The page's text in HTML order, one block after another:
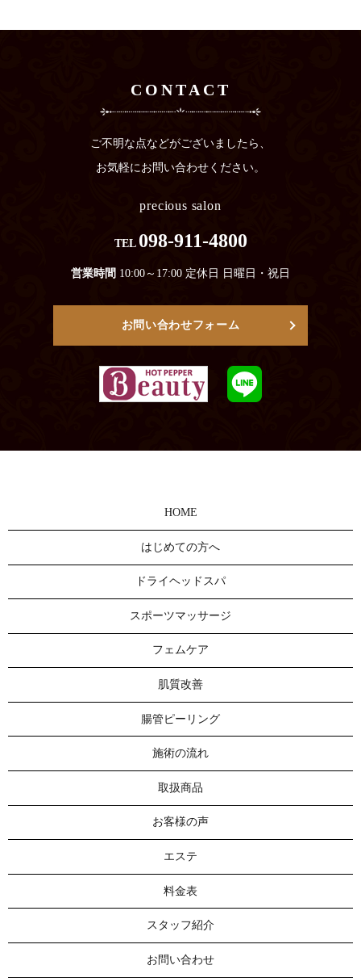
CONTACT
ご不明な点などがございましたら、
お気軽にお問い合わせください。
precious salon
TEL 098-911-4800
営業時間 10:00～17:00 定休日 日曜日・祝日
お問い合わせフォーム
HOME
はじめての方へ
ドライヘッドスパ
スポーツマッサージ
フェムケア
肌質改善
腸管ピーリング
施術の流れ
取扱商品
お客様の声
エステ
料金表
スタッフ紹介
お問い合わせ